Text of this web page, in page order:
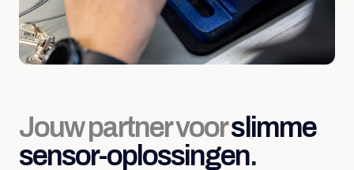
Jouw partner voorslimme
sensor-oplossingen.